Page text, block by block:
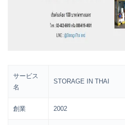
サービス
名
STORAGE IN THAI
創業 2002